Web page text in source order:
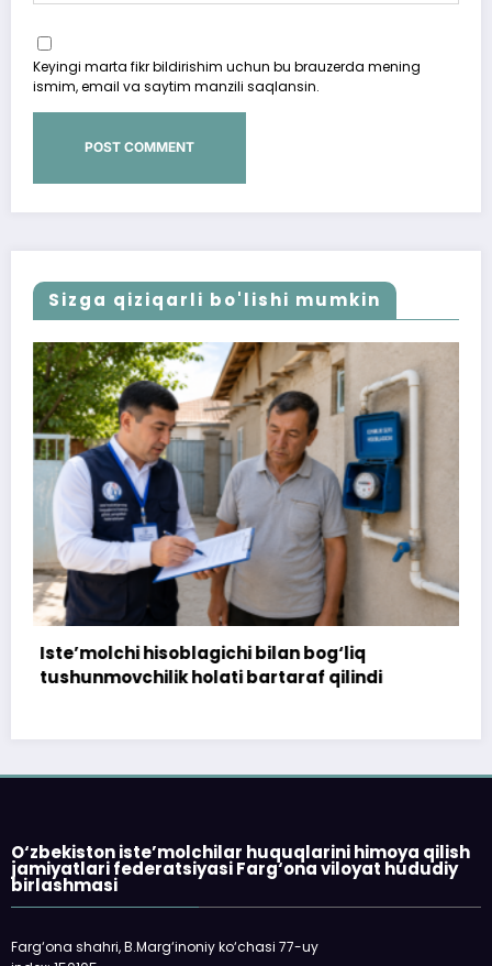
Keyingi marta fikr bildirishim uchun bu brauzerda mening
ismim, email va saytim manzili saqlansin.
Sizga qiziqarli bo'lishi mumkin
bilan bog‘liq
holati bartaraf qilindi
172 million so‘m
topshirilmadi…
O‘zbekiston iste’molchilar huquqlarini himoya qilish
jamiyatlari federatsiyasi Farg‘ona viloyat hududiy
birlashmasi
Farg‘ona shahri, B.Marg‘inoniy ko‘chasi 77-uy